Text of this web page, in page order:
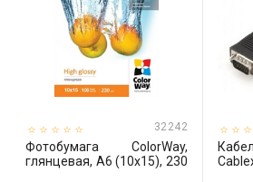
32242
Фотобумага ColorWay,
глянцевая, A6 (10х15), 230